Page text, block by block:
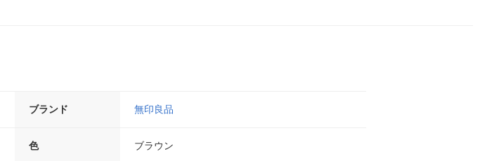
ブランド 無印良品
色 ブラウン